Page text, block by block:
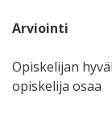
Arviointi
Opiskelijan
opiskelija osaa